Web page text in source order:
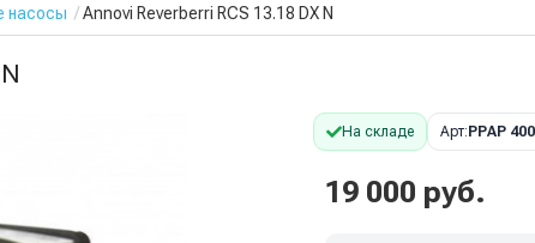
насосы Annovi Reverberri RCS 13.18 DX N
На складе Арт: PPAP
19 000 руб.